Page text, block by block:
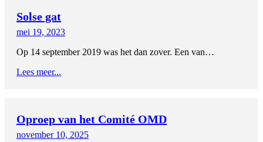
Solse gat
mei 19, 2023
Op 14 september 2019 was het dan zover. Een van…
Lees meer...
Oproep van het Comité OMD
november 10, 2025